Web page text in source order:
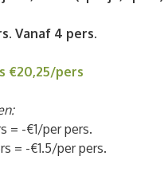
Vanaf 4 pers.
€20,25/pers
= -€1/per pers.
= -€1.5/per pers.